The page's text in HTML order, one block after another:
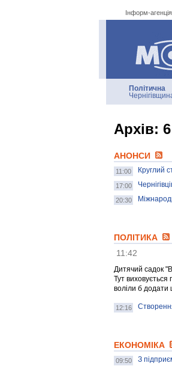
Інформ-
Політична
Архiв:
АНОНСИ
11:00 Круглий
17:00
20:30
ПОЛІТИКА
11:42
Дитячий садок
Тут
воліли б додати
12:16
ЕКОНОМІКА
09:50 З